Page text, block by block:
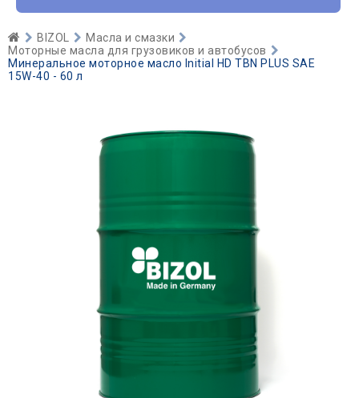
BIZOL
Масла и смазки
Моторные масла для грузовиков и автобусов
Минеральное моторное масло Initial HD TBN PLUS SAE
15W-40 - 60 л